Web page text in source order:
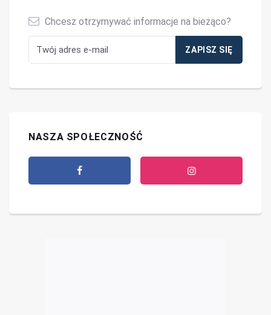
Chcesz otrzymywać informacje na bieżąco?
NASZA SPOŁECZNOŚĆ